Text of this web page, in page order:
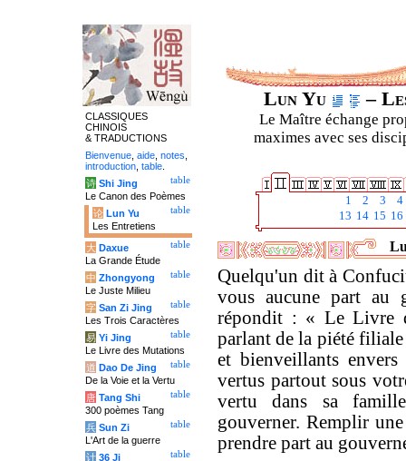
Lun Yu –
Le Maître échange
maximes avec ses
1 2 3
4
13 14 15 16
Quelqu'un dit à
vous aucune part au
répondit : « Le Livre
parlant de la piété filiale
et bienveillants
vertus partout sous
vertu dans sa
gouverner. Remplir
prendre part au
CLASSIQUES
CHINOIS
& TRADUCTIONS
Bienvenue aide notes
introduction table
table
诗 Shi Jing
Le Canon des Poèmes
table
论 Lun Yu
Les Entretiens
table
大 Daxue
La Grande Étude
table
中 Zhongyong
Le Juste Milieu
table
字 San Zi Jing
Les Trois Caractères
table
易 Yi Jing
Le Livre des Mutations
table
道 Dao De Jing
De la Voie et la Vertu
table
唐 Tang Shi
300 poèmes Tang
table
兵 Sun Zi
L'Art de la guerre
table
计 36 Ji